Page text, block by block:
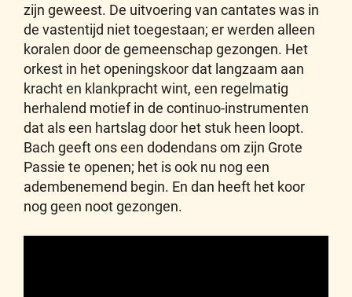
zijn geweest. De uitvoering van cantates was in
de vastentijd niet toegestaan; er werden alleen
koralen door de gemeenschap gezongen. Het
orkest in het openingskoor dat langzaam aan
kracht en klankpracht wint, een regelmatig
herhalend motief in de continuo-instrumenten
dat als een hartslag door het stuk heen loopt.
Bach geeft ons een dodendans om zijn Grote
Passie te openen; het is ook nu nog een
adembenemend begin. En dan heeft het koor
nog geen noot gezongen.